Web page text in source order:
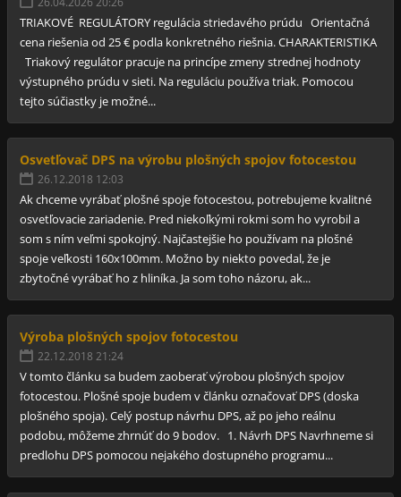
TRIAKOVÉ REGULÁTORY regulácia striedavého prúdu Orientačná
cena riešenia od 25 € podla konkretného riešnia. CHARAKTERISTIKA
Triakový regulátor pracuje na princípe zmeny strednej hodnoty
výstupného prúdu v sieti. Na reguláciu používa triak. Pomocou
tejto súčiastky je možné...
Osvetľovač DPS na výrobu plošných spojov fotocestou
26.12.2018 12:03
Ak chceme vyrábať plošné spoje fotocestou, potrebujeme kvalitné
osvetľovacie zariadenie. Pred niekoľkými rokmi som ho vyrobil a
som s ním veľmi spokojný. Najčastejšie ho používam na plošné
spoje veľkosti 160x100mm. Možno by niekto povedal, že je
zbytočné vyrábať ho z hliníka. Ja som toho názoru, ak...
Výroba plošných spojov fotocestou
22.12.2018 21:24
V tomto článku sa budem zaoberať výrobou plošných spojov
fotocestou. Plošné spoje budem v článku označovať DPS (doska
plošného spoja). Celý postup návrhu DPS, až po jeho reálnu
podobu, môžeme zhrnúť do 9 bodov. 1. Návrh DPS Navrhneme si
predlohu DPS pomocou nejakého dostupného programu...